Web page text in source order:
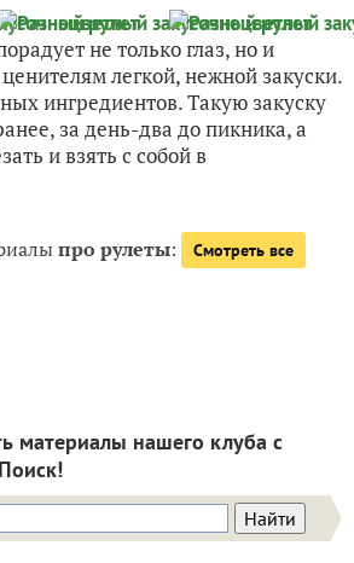
не только глаз, но и
легкой, нежной закуски.
ингредиентов. Такую закуску
за день-два до пикника, а
и взять с собой в
про рулеты: Смотреть все
материалы нашего клуба с